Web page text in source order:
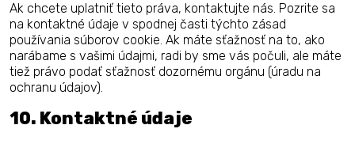
Ak chcete uplatniť tieto práva, kontaktujte nás. Pozrite sa
na kontaktné údaje v spodnej časti týchto zásad
používania súborov cookie. Ak máte sťažnosť na to, ako
narábame s vašimi údajmi, radi by sme vás počuli, ale máte
tiež právo podať sťažnosť dozornému orgánu (úradu na
ochranu údajov).
10. Kontaktné údaje